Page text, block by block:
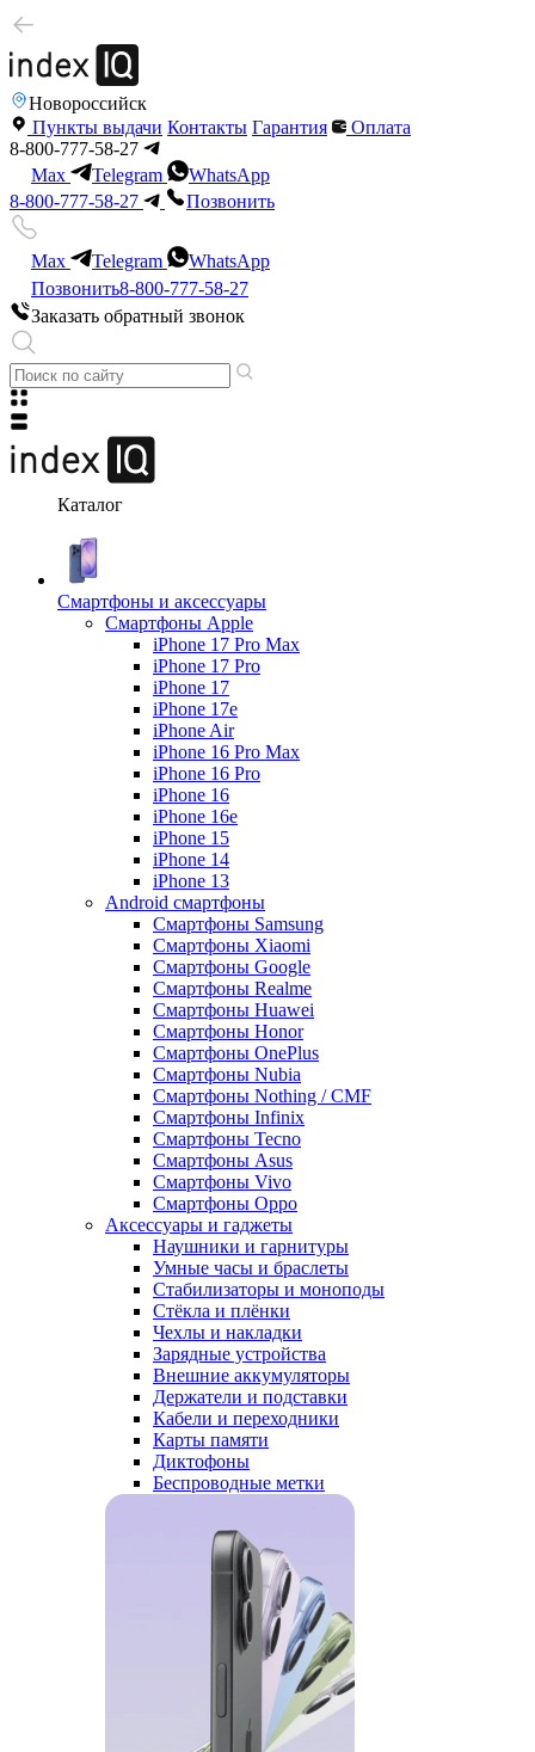
Новороссийск
Пункты выдачи Контакты Гарантия
Оплата
8-800-777-58-27
Max
Telegram
WhatsApp
8-800-777-58-27
Позвонить
Max Telegram
WhatsApp
Позвонить8-800-777-58-27
Заказать обратный звонок
Каталог
Смартфоны и аксессуары
Смартфоны Apple
iPhone 17 Pro Max
iPhone 17 Pro
iPhone 17
iPhone 17e
iPhone Air
iPhone 16 Pro Max
iPhone 16 Pro
iPhone 16
iPhone 16e
iPhone 15
iPhone 14
iPhone 13
Android cмартфоны
Смартфоны Samsung
Смартфоны Xiaomi
Смартфоны Google
Смартфоны Realme
Смартфоны Huawei
Смартфоны Honor
Смартфоны OnePlus
Смартфоны Nubia
Смартфоны Nothing / CMF
Смартфоны Infinix
Смартфоны Tecno
Смартфоны Asus
Смартфоны Vivo
Смартфоны Oppo
Аксессуары и гаджеты
Наушники и гарнитуры
Умные часы и браслеты
Стабилизаторы и моноподы
Стёкла и плёнки
Чехлы и накладки
Зарядные устройства
Внешние аккумуляторы
Держатели и подставки
Кабели и переходники
Карты памяти
Диктофоны
Беспроводные метки